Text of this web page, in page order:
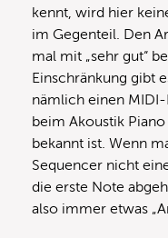
kennt, wird hier
im Gegenteil. Den
mal mit „sehr gut“
Einschränkung gibt
nämlich einen
beim Akoustik
bekannt ist. Wenn
Sequencer nicht
die erste Note
also immer etwas